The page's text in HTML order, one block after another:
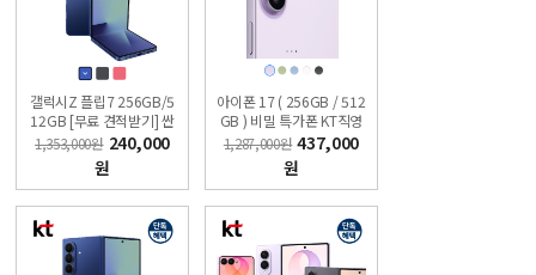
갤럭시Z 플립7 256GB/5
12GB [무료 견적받기] 싼
올레폰
1,353,000원 240,000
원
아이폰 17 ( 256GB / 512
GB ) 비밀 특가폰 KT직영
점 싼올레폰
1,287,000원 437,000
원